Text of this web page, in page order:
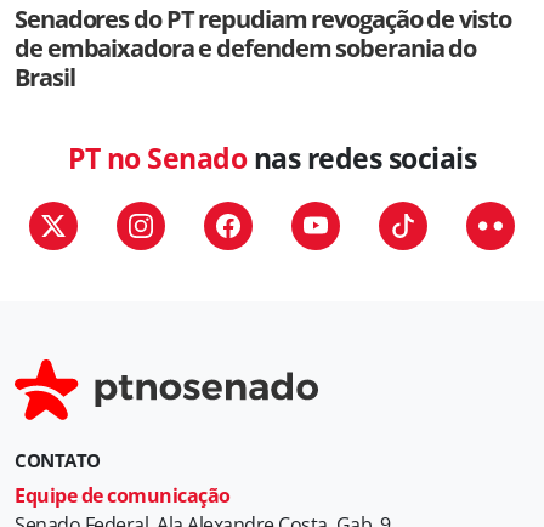
Senadores do PT repudiam revogação de visto
de embaixadora e defendem soberania do
Brasil
PT no Senadonas redes sociais
CONTATO
Equipe de comunicação